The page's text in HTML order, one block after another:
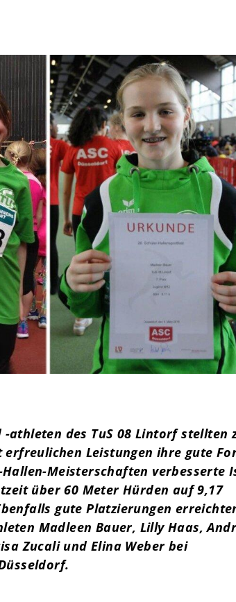
athleten des TuS 08 Lintorf stellten
erfreulichen Leistungen ihre gute
Meisterschaften verbesserte
über 60 Meter Hürden auf 9,17
gute Platzierungen
Madleen Bauer, Lilly Haas,
Zucali und Elina Weber bei
News
Termine
Über den TuS
Das sind wir
Sportarten
Sportsuche
TuSfit